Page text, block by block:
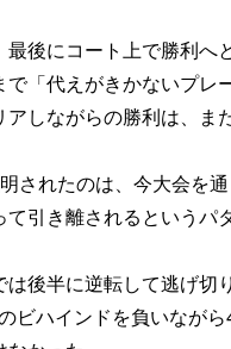
後にコート上で勝利
「代えがきかないプ
しながらの勝利は、ま
されたのは、今大会を
引き離されるというパ
後半に逆転して逃げ
ビハインドを負いなが